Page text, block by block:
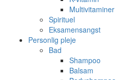
Multivitaminer
Spirituel
Eksamensangst
Personlig pleje
Bad
Shampoo
Balsam